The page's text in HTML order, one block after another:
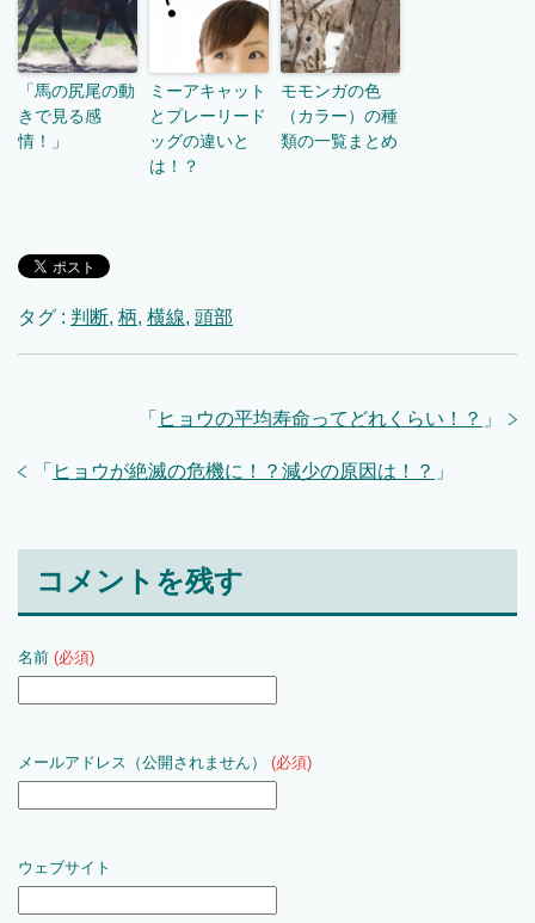
「馬の尻尾の動
きで見る感
情！」
ミーアキャット
とプレーリード
ッグの違いと
は！？
モモンガの色
（カラー）の種
類の一覧まとめ
タグ : 判断, 柄, 横線, 頭部
「 ヒョウの平均寿命ってどれくらい！？ 」
「 ヒョウが絶滅の危機に！？減少の原因は！？ 」
コメントを残す
名前 (必須)
メールアドレス（公開されません） (必須)
ウェブサイト